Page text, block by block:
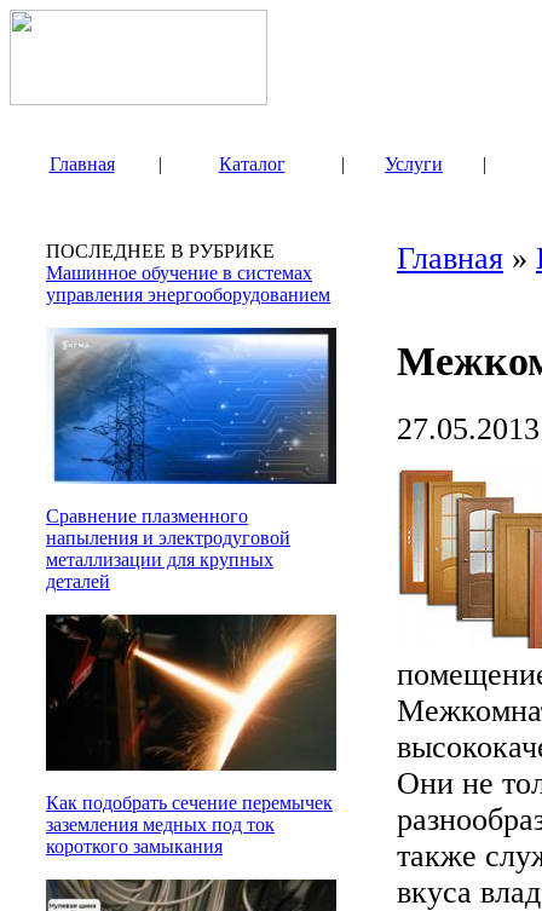
Главная | Каталог | Услуги |
ПОСЛЕДНЕЕ В РУБРИКЕ
Машинное обучение в системах
управления энергооборудованием
Сравнение плазменного
напыления и электродуговой
металлизации для крупных
деталей
Как подобрать сечение перемычек
заземления медных под ток
короткого замыкания
Главная »
27.05.2013
Они не
также
вкуса